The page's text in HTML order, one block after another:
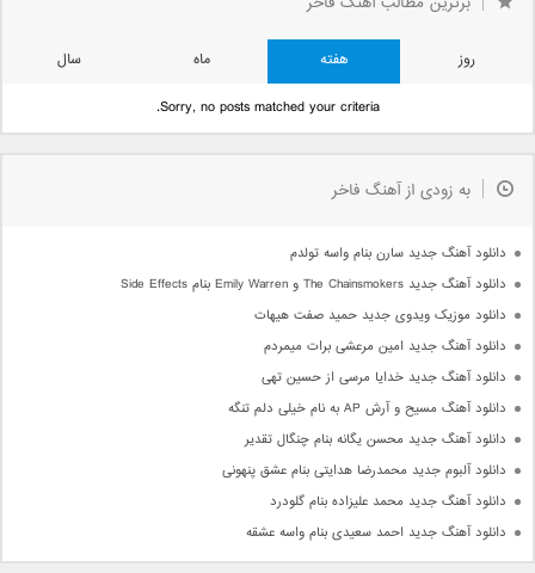
روز هفته ماه
سال
Sorry, no posts matched your criteria.
به زودی از آهنگ فاخر
دانلود آهنگ جدید سارن بنام واسه تولدم
دانلود آهنگ جدید The Chainsmokers و Emily Warren بنام Side Effects
دانلود موزیک ویدوی جدید حمید صفت هیهات
دانلود آهنگ جدید امین مرعشی برات میمردم
دانلود آهنگ جدید خدایا مرسی از حسین تهی
دانلود آهنگ مسیح و آرش AP به نام خیلی دلم تنگه
دانلود آهنگ جدید محسن یگانه بنام چنگال تقدیر
دانلود آلبوم جدید محمدرضا هدایتی بنام عشق پنهونی
دانلود آهنگ جدید محمد علیزاده بنام گلودرد
دانلود آهنگ جدید احمد سعیدی بنام واسه عشقه